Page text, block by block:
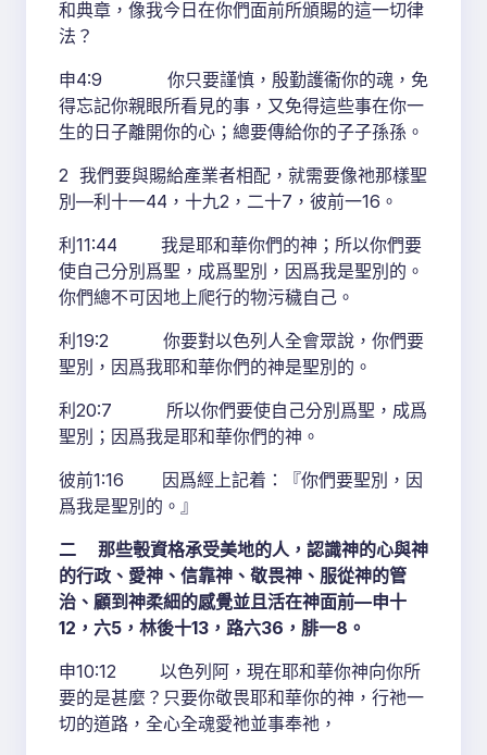
和典章，像我今日在你們面前所頒賜的這一切律
法？
申4:9 你只要謹慎，殷勤護衞你的魂，免
得忘記你親眼所看見的事，又免得這些事在你一
生的日子離開你的心；總要傳給你的子子孫孫。
2 我們要與賜給產業者相配，就需要像祂那樣聖
別—利十一44，十九2，二十7，彼前一16。
利11:44 我是耶和華你們的神；所以你們要
使自己分別爲聖，成爲聖別，因爲我是聖別的。
你們總不可因地上爬行的物污穢自己。
利19:2 你要對以色列人全會眾說，你們要
聖別，因爲我耶和華你們的神是聖別的。
利20:7 所以你們要使自己分別爲聖，成爲
聖別；因爲我是耶和華你們的神。
彼前1:16 因爲經上記着：『你們要聖別，因
爲我是聖別的。』
二 那些彀資格承受美地的人，認識神的心與神
的行政、愛神、信靠神、敬畏神、服從神的管
治、顧到神柔細的感覺並且活在神面前—申十
12，六5，林後十13，路六36，腓一8。
申10:12 以色列阿，現在耶和華你神向你所
要的是甚麼？只要你敬畏耶和華你的神，行祂一
切的道路，全心全魂愛祂並事奉祂，